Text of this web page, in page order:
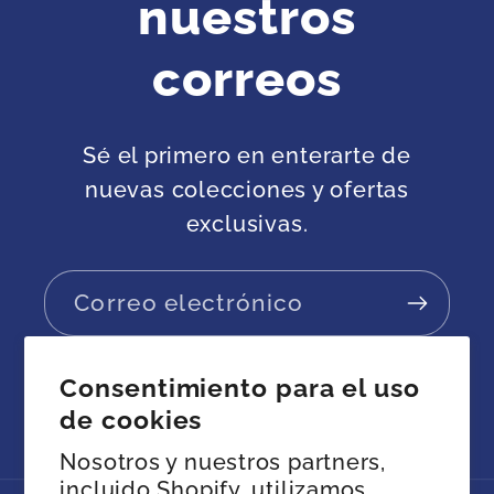
Consentimiento para el uso
de cookies
Nosotros y nuestros partners,
nuestros
correos
Sé el primero en enterarte de
nuevas colecciones y ofertas
exclusivas.
Correo electrónico
FacebookInstagram